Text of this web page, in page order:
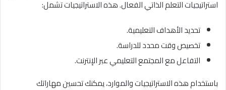
استراتيجيات التعلم الذاتي الفعال. هذه الاستراتيجيات تشمل:
تحديد الأهداف التعليمية.
تخصيص وقت محدد للدراسة.
التفاعل مع المجتمع التعليمي عبر الإنترنت.
باستخدام هذه الاستراتيجيات والموارد، يمكنك تحسين مهاراتك